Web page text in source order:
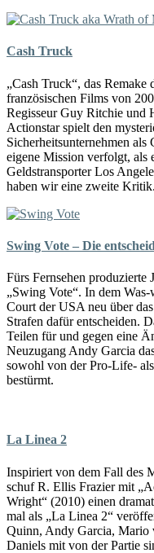
Cash Truck
„Cash Truck“, das Remake
französischen Films von
Regisseur Guy Ritchie und
Actionstar spielt den
Sicherheitsunternehmen als
eigene Mission verfolgt, als
Geldstransporter Los
haben wir eine zweite Kritik.
Swing Vote – Die
Fürs Fernsehen produzierte
„Swing Vote“. In dem
Court der USA neu über
Strafen dafür entscheiden.
Teilen für und gegen eine
Neuzugang Andy Garcia
sowohl von der Pro-Life-
bestürmt.
La Linea 2
Inspiriert von dem Fall des
schuf R. Ellis Frazier mit
Wright“ (2010) einen
mal als „La Linea 2“
Quinn, Andy Garcia, Mario
Daniels mit von der Partie